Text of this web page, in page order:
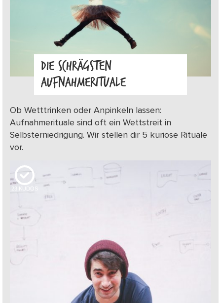
DIE SCHRÄGSTEN
AUFNAHMERITUALE
Ob Wetttrinken oder Anpinkeln lassen:
Aufnahmerituale sind oft ein Wettstreit in
Selbsterniedrigung. Wir stellen dir 5 kuriose Rituale
vor.
23 KUDOS